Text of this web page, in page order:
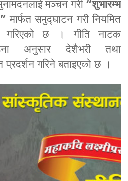
मञ्चन गरी “शुभारम्भ
मार्फत समुद्घाटन गरी नियमित
गरिएको छ । गीति नाटक
अनुसार देशैभरी तथा
प्रदर्शन गरिने बताइएको छ ।